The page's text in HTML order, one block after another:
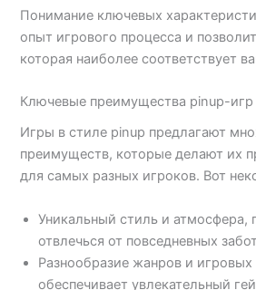
Понимание ключевых
опыт игрового процесса и
которая наиболее соответствует
Ключевые преимущества pinup-игр
Игры в стиле pinup предлагают
преимуществ, которые делают их
для самых разных игроков. Вот
Уникальный стиль и атмосфера,
отвлечься от повседневных
Разнообразие жанров и игровых
обеспечивает увлекательный